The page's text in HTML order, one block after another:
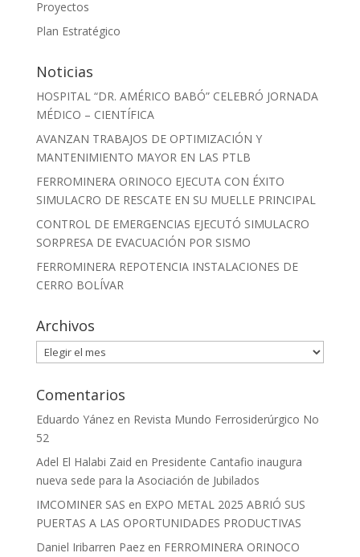
Proyectos
Plan Estratégico
Noticias
HOSPITAL “DR. AMÉRICO BABÓ” CELEBRÓ JORNADA
MÉDICO – CIENTÍFICA
AVANZAN TRABAJOS DE OPTIMIZACIÓN Y
MANTENIMIENTO MAYOR EN LAS PTLB
FERROMINERA ORINOCO EJECUTA CON ÉXITO
SIMULACRO DE RESCATE EN SU MUELLE PRINCIPAL
CONTROL DE EMERGENCIAS EJECUTÓ SIMULACRO
SORPRESA DE EVACUACIÓN POR SISMO
FERROMINERA REPOTENCIA INSTALACIONES DE
CERRO BOLÍVAR
Archivos
Archivos
Comentarios
Eduardo Yánezen Revista Mundo Ferrosiderúrgico No
52
Adel El Halabi Zaid en Presidente Cantafio inaugura
nueva sede para la Asociación de Jubilados
IMCOMINER SAS en EXPO METAL 2025 ABRIÓ SUS
PUERTAS A LAS OPORTUNIDADES PRODUCTIVAS
Daniel Iribarren Paezen FERROMINERA ORINOCO